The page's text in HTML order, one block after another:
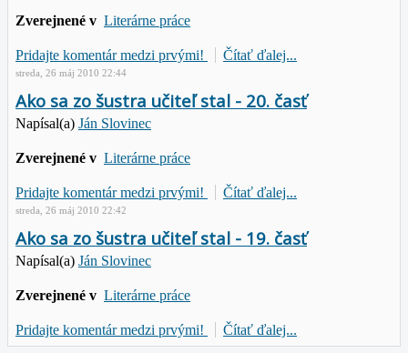
Zverejnené v Literárne práce
Pridajte komentár medzi prvými! Čítať ďalej...
streda, 26 máj 2010 22:44
Ako sa zo šustra učiteľ stal - 20. časť
Napísal(a) Ján Slovinec
Zverejnené v Literárne práce
Pridajte komentár medzi prvými! Čítať ďalej...
streda, 26 máj 2010 22:42
Ako sa zo šustra učiteľ stal - 19. časť
Napísal(a) Ján Slovinec
Zverejnené v Literárne práce
Pridajte komentár medzi prvými! Čítať ďalej...